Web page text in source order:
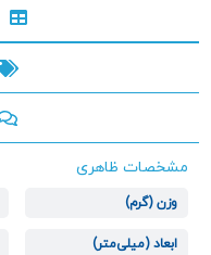
مشخصات ظاهری
وزن (گرم)
ابعاد (میلی‌متر)